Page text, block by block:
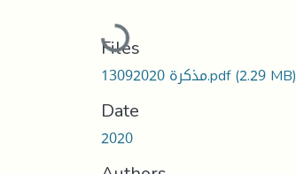
Loading...
Files
مذكرة 13092020.pdf(2.29 MB)
Date
2020